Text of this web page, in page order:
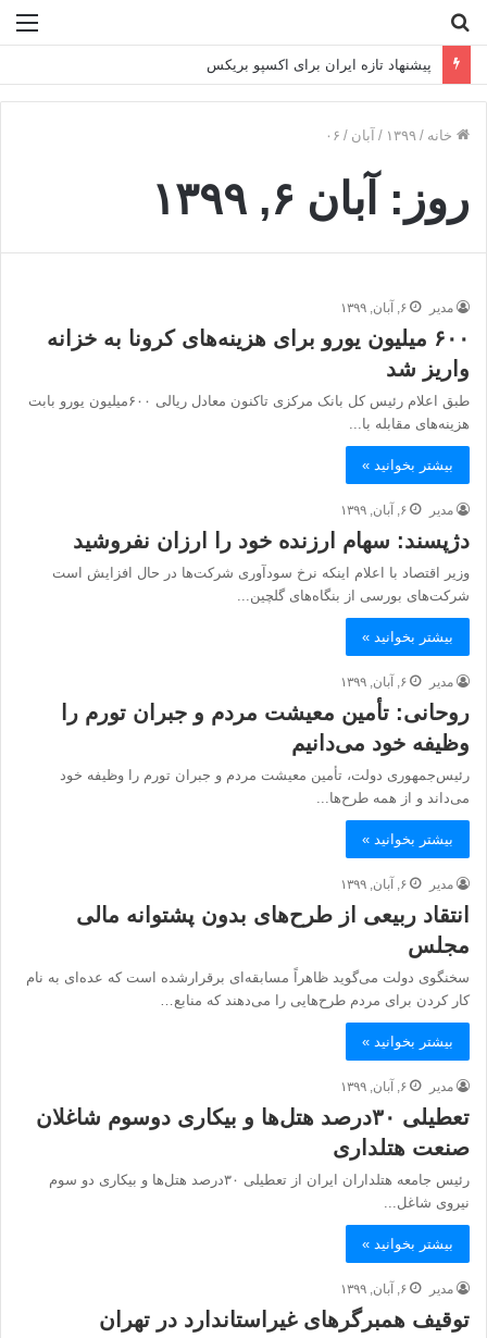
۴۵ هزار زمین برای مسکن محرومان تأمین شد
خانه / ۱۳۹۹ / آبان / ۰۶
روز: آبان ۶, ۱۳۹۹
مدیر ۶, آبان, ۱۳۹۹
۶۰۰ میلیون یورو برای هزینه‌های کرونا به خزانه
واریز شد
طبق اعلام رئیس کل بانک مرکزی تاکنون معادل ریالی ۶۰۰میلیون یورو بابت
هزینه‌های مقابله با...
بیشتر بخوانید »
مدیر ۶, آبان, ۱۳۹۹
دژپسند: سهام ارزنده خود را ارزان نفروشید
وزیر اقتصاد با اعلام اینکه نرخ سودآوری شرکت‌ها در حال افزایش است
شرکت‌های بورسی از بنگاه‌های گلچین...
بیشتر بخوانید »
مدیر ۶, آبان, ۱۳۹۹
روحانی: تأمین معیشت مردم و جبران تورم را
وظیفه خود می‌دانیم
رئیس‌جمهوری دولت، تأمین معیشت مردم و جبران تورم را وظیفه خود
می‌داند و از همه طرح‌ها...
بیشتر بخوانید »
مدیر ۶, آبان, ۱۳۹۹
انتقاد ربیعی از طرح‌های بدون پشتوانه مالی
مجلس
سخنگوی دولت می‌گوید ظاهراً مسابقه‌ای برقرارشده است که عده‌ای به نام
کار کردن برای مردم طرح‌هایی را می‌دهند که منابع…
بیشتر بخوانید »
مدیر ۶, آبان, ۱۳۹۹
تعطیلی ۳۰درصد هتل‌ها و بیکاری دوسوم شاغلان
صنعت هتلداری
رئیس جامعه هتلداران ایران از تعطیلی ۳۰درصد هتل‌ها و بیکاری دو سوم
نیروی شاغل...
بیشتر بخوانید »
مدیر ۶, آبان, ۱۳۹۹
توقیف همبرگرهای غیراستاندارد در تهران